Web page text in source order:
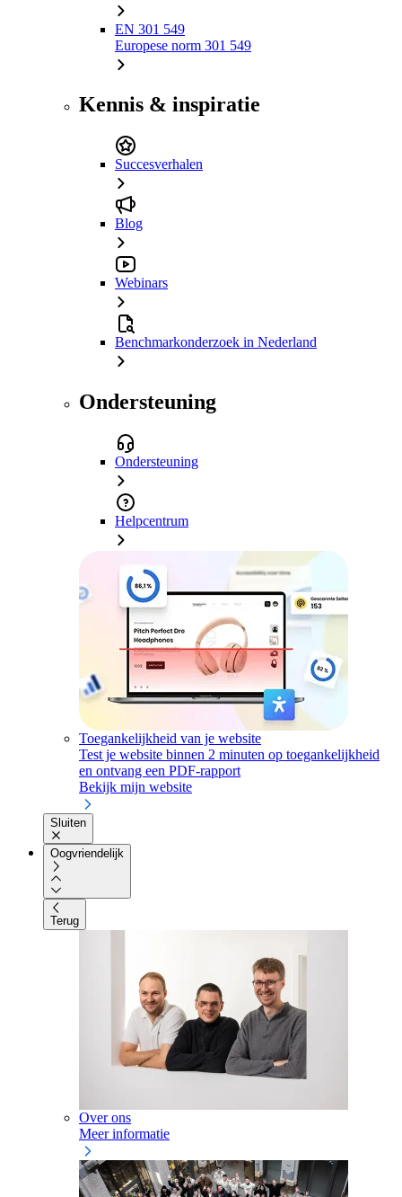
EN 301 549
Europese norm 301 549
Kennis & inspiratie
Succesverhalen
Blog
Webinars
Benchmarkonderzoek in Nederland
Ondersteuning
Ondersteuning
Helpcentrum
Toegankelijkheid van je website
Test je website binnen 2 minuten op toegankelijkheid
en ontvang een PDF-rapport
Bekijk mijn website
Sluiten
Oogvriendelijk
Terug
Over ons
Meer informatie